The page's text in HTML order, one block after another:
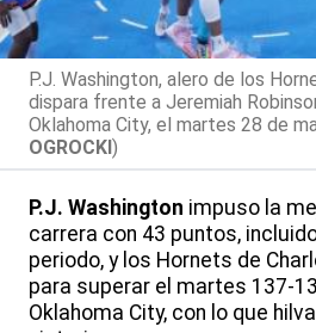
P.J. Washington, alero de los
dispara frente a Jeremiah
Oklahoma City, el martes 28 de
OGROCKI)
P.J. Washington impuso la
carrera con 43 puntos,
periodo, y los Hornets de
para superar el martes 137-
Oklahoma City, con lo que